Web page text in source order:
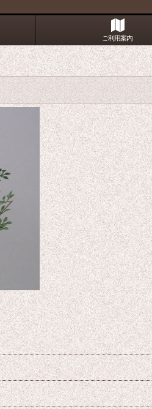
ご利用案内